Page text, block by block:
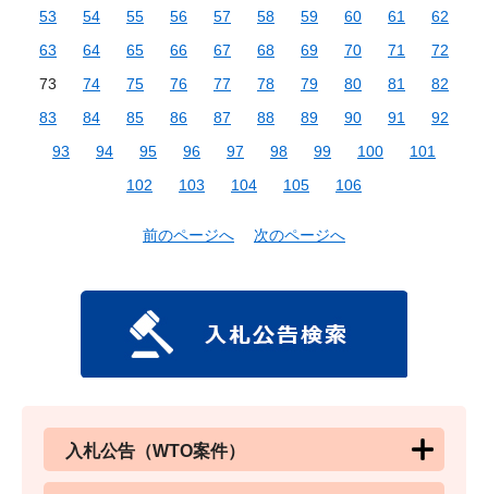
53
54 55 56 57 58 59 60 61
62
63
64 65 66 67 68 69 70 71
72
73
74 75 76 77 78 79 80 81
82
83
84 85 86 87 88 89 90 91
92
93
94 95 96 97 98 99 100
101
102
103 104 105 106
前のページへ 次のページへ
入札公告（WTO案件）